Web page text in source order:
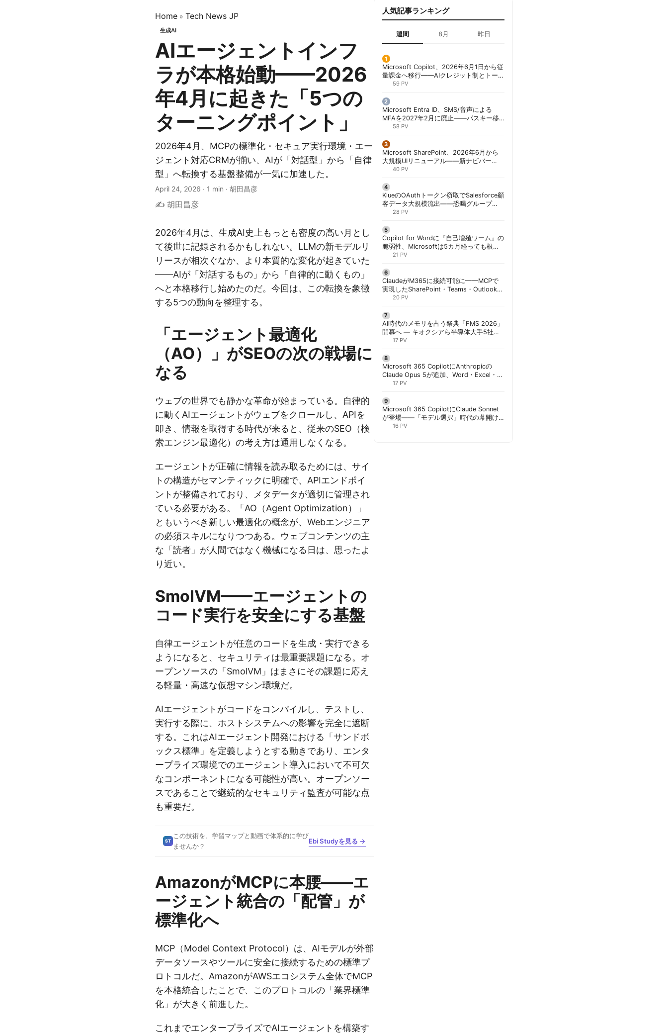
Home » Tech News JP
生成AI
AIエージェントインフ
ラが本格始動——2026
年4月に起きた「5つの
ターニングポイント」
2026年4月、MCPの標準化・セキュア実行環境・エー
ジェント対応CRMが揃い、AIが「対話型」から「自律
型」へ転換する基盤整備が一気に加速した。
April 24, 2026 · 1 min · 胡田昌彦
✍️ 胡田昌彦
2026年4月は、生成AI史上もっとも密度の高い月とし
て後世に記録されるかもしれない。LLMの新モデルリ
リースが相次ぐなか、より本質的な変化が起きていた
——AIが「対話するもの」から「自律的に動くもの」
へと本格移行し始めたのだ。今回は、この転換を象徴
する5つの動向を整理する。
「エージェント最適化
（AO）」がSEOの次の戦場に
なる
ウェブの世界でも静かな革命が始まっている。自律的
に動くAIエージェントがウェブをクロールし、APIを
叩き、情報を取得する時代が来ると、従来のSEO（検
索エンジン最適化）の考え方は通用しなくなる。
エージェントが正確に情報を読み取るためには、サイ
トの構造がセマンティックに明確で、APIエンドポイ
ントが整備されており、メタデータが適切に管理され
ている必要がある。「AO（Agent Optimization）」
ともいうべき新しい最適化の概念が、Webエンジニア
の必須スキルになりつつある。ウェブコンテンツの主
な「読者」が人間ではなく機械になる日は、思ったよ
り近い。
SmolVM——エージェントの
コード実行を安全にする基盤
自律エージェントが任意のコードを生成・実行できる
ようになると、セキュリティは最重要課題になる。オ
ープンソースの「SmolVM」はまさにその課題に応え
る軽量・高速な仮想マシン環境だ。
AIエージェントがコードをコンパイルし、テストし、
実行する際に、ホストシステムへの影響を完全に遮断
する。これはAIエージェント開発における「サンドボ
ックス標準」を定義しようとする動きであり、エンタ
ープライズ環境でのエージェント導入において不可欠
なコンポーネントになる可能性が高い。オープンソー
スであることで継続的なセキュリティ監査が可能な点
も重要だ。
ST
この技術を、学習マップと動画で体系的に学び
ませんか？
Ebi Studyを見る →
AmazonがMCPに本腰——エ
ージェント統合の「配管」が
標準化へ
MCP（Model Context Protocol）は、AIモデルが外部
データソースやツールに安全に接続するための標準プ
ロトコルだ。AmazonがAWSエコシステム全体でMCP
を本格統合したことで、このプロトコルの「業界標準
化」が大きく前進した。
これまでエンタープライズでAIエージェントを構築す
人気記事ランキング
週間 8月 昨日
Microsoft Copilot、2026年6月1日から従
量課金へ移行——AIクレジット制とトーク
ンコストで「メーターショック」を回避
59 PV
Microsoft Entra ID、SMS/音声による
MFAを2027年2月に廃止——パスキー移
行が既定に | 胡田昌彦
58 PV
Microsoft SharePoint、2026年6月から
大規模UIリニューアル——新ナビバー
「Discover/Publish/Build」とAI機能を段
40 PV
KlueのOAuthトークン窃取でSalesforce顧
客データ大規模流出——恐喝グループ
「Icarus」が犯行声明 | 胡田昌彦
28 PV
Copilot for Wordに『自己増殖ワーム』の
脆弱性、Microsoftは5カ月経っても根本
対策できず | 胡田昌彦
21 PV
ClaudeがM365に接続可能に——MCPで
実現したSharePoint・Teams・Outlook連
携、セキュリティと実務への影響を読み
20 PV
AI時代のメモリを占う祭典「FMS 2026」
開幕へ ― キオクシアら半導体大手5社が
基調講演に集結 | 胡田昌彦
17 PV
Microsoft 365 CopilotにAnthropicの
Claude Opus 5が追加、Word・Excel・
PowerPointで選択可能に | 胡田昌彦
17 PV
Microsoft 365 CopilotにClaude Sonnet
が登場——「モデル選択」時代の幕開け
と管理者が知るべき注意点 | 胡田昌彦
16 PV